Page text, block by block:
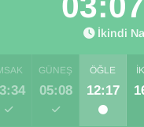
İkindi
GÜNEŞ
05:08
ÖĞLE
12:17